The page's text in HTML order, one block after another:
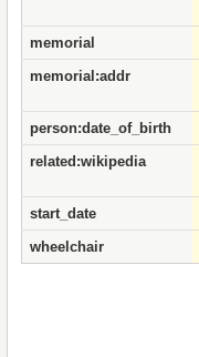
memorial
memorial:addr
person:date_of_birth
related:wikipedia
start_date
wheelchair